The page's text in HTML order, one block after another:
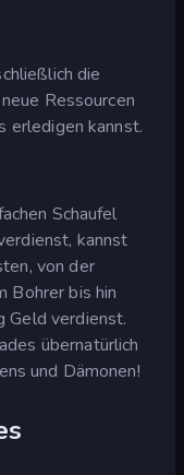
die
Ressourcen
erledigen kannst.
Schaufel
kannst
von der
Bohrer bis hin
Geld verdienst.
übernatürlich
und Dämonen!